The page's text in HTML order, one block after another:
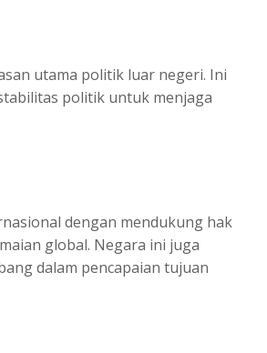
utama politik luar negeri. Ini
politik untuk menjaga
dengan mendukung hak
global. Negara ini juga
dalam pencapaian tujuan